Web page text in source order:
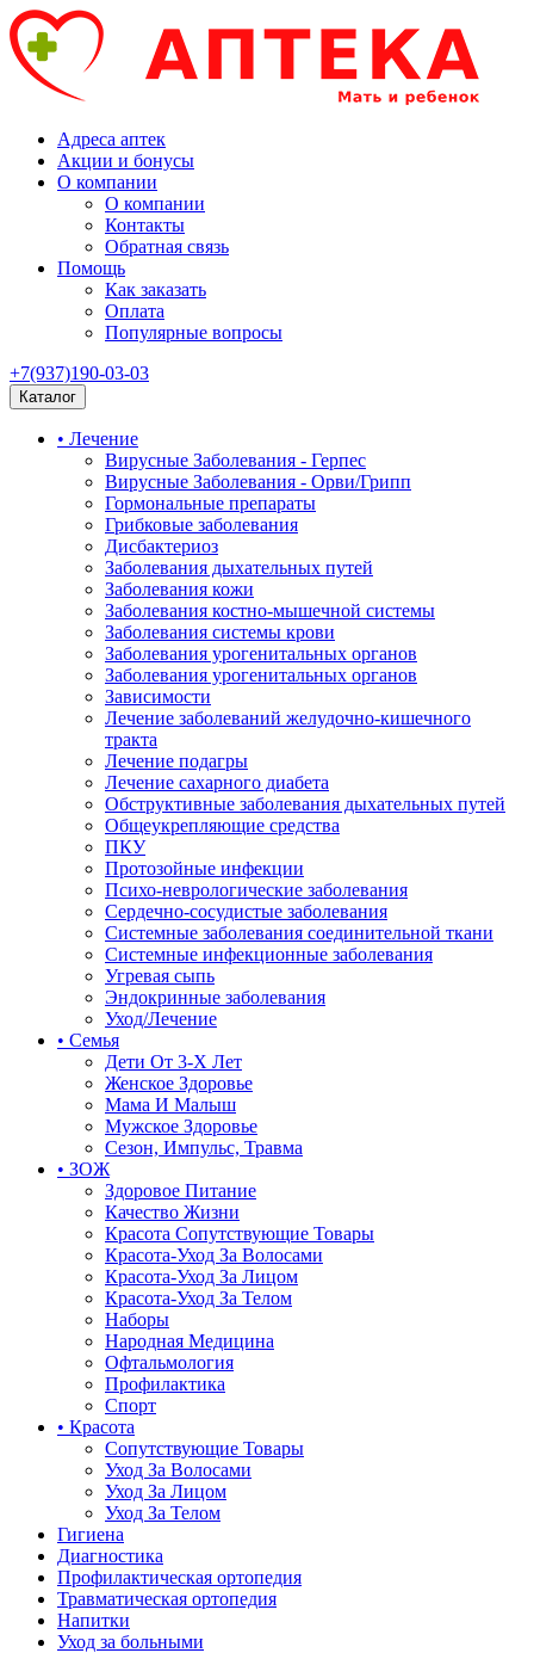
Адреса аптек
Акции и бонусы
О компании
О компании
Контакты
Обратная связь
Помощь
Как заказать
Оплата
Популярные вопросы
+7(937)190-03-03
Каталог
• Лечение
Вирусные Заболевания - Герпес
Вирусные Заболевания - Орви/Грипп
Гормональные препараты
Грибковые заболевания
Дисбактериоз
Заболевания дыхательных путей
Заболевания кожи
Заболевания костно-мышечной системы
Заболевания системы крови
Заболевания урогенитальных органов
Заболевания урогенитальных органов
Зависимости
Лечение заболеваний желудочно-кишечного
тракта
Лечение подагры
Лечение сахарного диабета
Обструктивные заболевания дыхательных путей
Общеукрепляющие средства
ПКУ
Протозойные инфекции
Психо-неврологические заболевания
Сердечно-сосудистые заболевания
Системные заболевания соединительной ткани
Системные инфекционные заболевания
Угревая сыпь
Эндокринные заболевания
Уход/Лечение
• Семья
Дети От 3-Х Лет
Женское Здоровье
Мама И Малыш
Мужское Здоровье
Сезон, Импульс, Травма
• ЗОЖ
Здоровое Питание
Качество Жизни
Красота Сопутствующие Товары
Красота-Уход За Волосами
Красота-Уход За Лицом
Красота-Уход За Телом
Наборы
Народная Медицина
Офтальмология
Профилактика
Спорт
• Красота
Сопутствующие Товары
Уход За Волосами
Уход За Лицом
Уход За Телом
Гигиена
Диагностика
Профилактическая ортопедия
Травматическая ортопедия
Напитки
Уход за больными